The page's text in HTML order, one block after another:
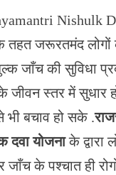
Nishulk
तहत जरूरतमंद लोगों
जाँच की सुविधा
जीवन स्तर में सुधार
भी बचाव हो सके .
दवा योजनाके द्वारा
जाँच के पश्चात ही